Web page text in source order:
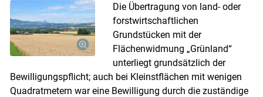
Die Übertragung von land- oder
forstwirtschaftlichen
Grundstücken mit der
Flächenwidmung „Grünland“
unterliegt grundsätzlich der
Bewilligungspflicht; auch bei Kleinstflächen mit wenigen
Quadratmetern war eine Bewilligung durch die zuständige